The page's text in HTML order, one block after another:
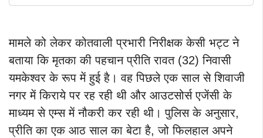
मामले को लेकर कोतवाली प्रभारी निरीक्षक केसी भट्ट ने
बताया कि मृतका की पहचान प्रीति रावत (32) निवासी
यमकेश्वर के रूप में हुई है। वह पिछले एक साल से शिवाजी
नगर में किराये पर रह रही थी और आउटसोर्स एजेंसी के
माध्यम से एम्स में नौकरी कर रही थी। पुलिस के अनुसार,
प्रीति का एक आठ साल का बेटा है, जो फिलहाल अपने